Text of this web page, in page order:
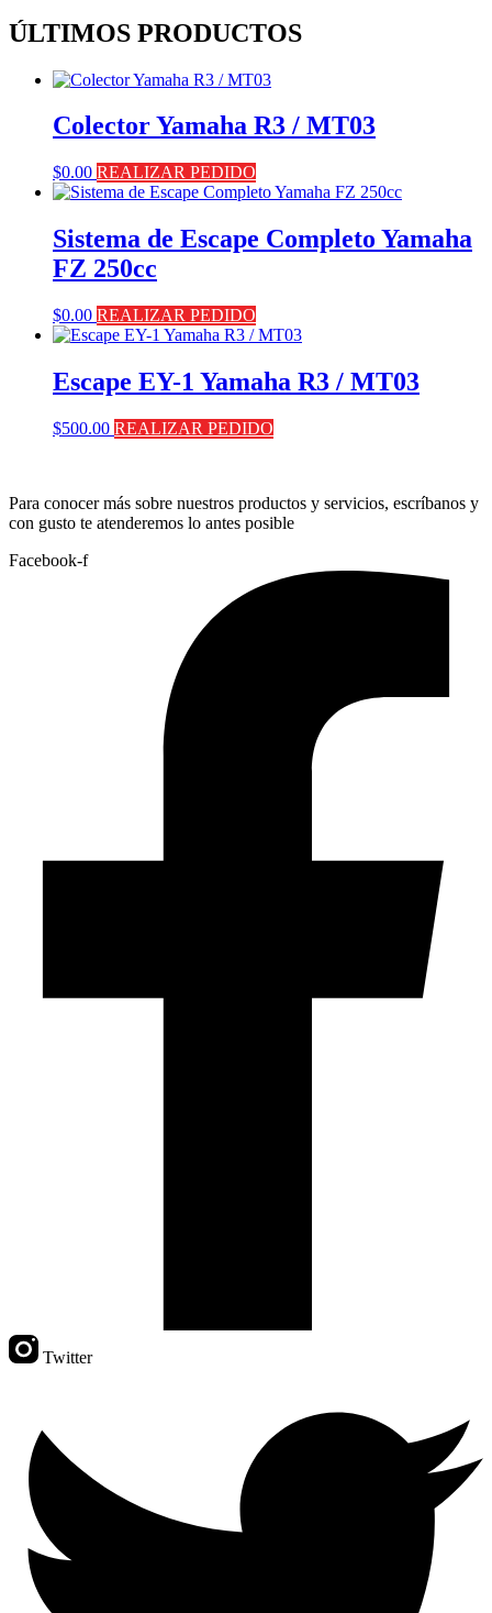
ÚLTIMOS PRODUCTOS
Colector Yamaha R3 / MT03
$0.00 REALIZAR PEDIDO
Sistema de Escape Completo Yamaha
FZ 250cc
$0.00 REALIZAR PEDIDO
Escape EY-1 Yamaha R3 / MT03
$500.00 REALIZAR PEDIDO
Para conocer más sobre nuestros productos y servicios, escríbanos y
con gusto te atenderemos lo antes posible
Facebook-f
Twitter